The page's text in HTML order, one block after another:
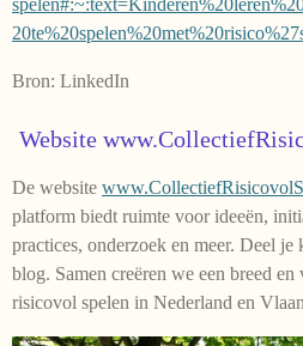
Bron: LinkedIn
Website
De website
platform biedt ruimte voor ideeën,
practices, onderzoek en meer. Deel je
blog. Samen creëren we een breed
risicovol spelen in Nederland en